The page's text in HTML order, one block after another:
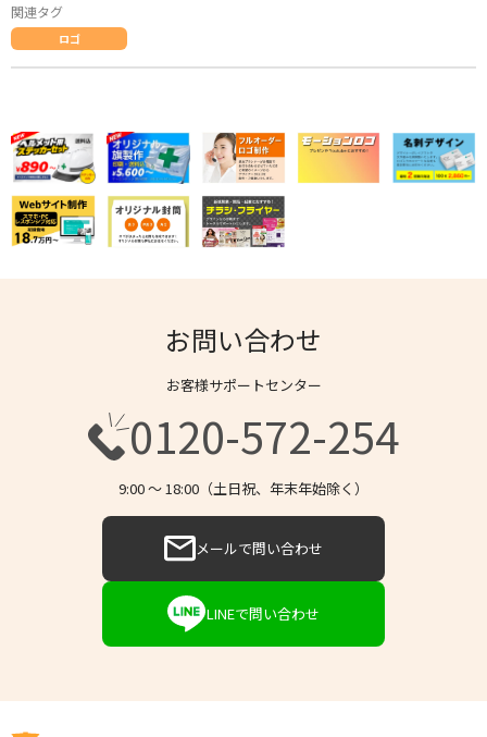
関連タグ
ロゴ
お問い合わせ
お客様サポートセンター
0120-572-254
9:00 〜 18:00（土日祝、年末年始除く）
メールで問い合わせ
LINEで問い合わせ